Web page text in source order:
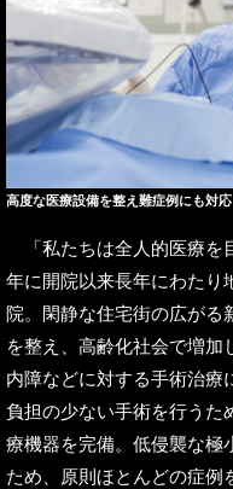
高度な医療設備を整え難症例にも対応
「私たちは全人的医療を
年に開院以来長年にわたり
院。閑静な住宅街の広がる
を整え、高齢化社会で増加
内障などに対する手術治療
負担の少ない手術を行うた
療機器を完備。低侵襲な極
ため、原則ほとんどの症例